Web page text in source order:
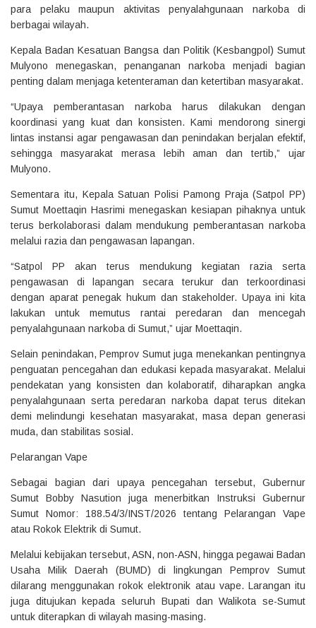
para pelaku maupun aktivitas penyalahgunaan narkoba di
berbagai wilayah.
Kepala Badan Kesatuan Bangsa dan Politik (Kesbangpol) Sumut
Mulyono menegaskan, penanganan narkoba menjadi bagian
penting dalam menjaga ketenteraman dan ketertiban masyarakat.
“Upaya pemberantasan narkoba harus dilakukan dengan
koordinasi yang kuat dan konsisten. Kami mendorong sinergi
lintas instansi agar pengawasan dan penindakan berjalan efektif,
sehingga masyarakat merasa lebih aman dan tertib,” ujar
Mulyono.
Sementara itu, Kepala Satuan Polisi Pamong Praja (Satpol PP)
Sumut Moettaqin Hasrimi menegaskan kesiapan pihaknya untuk
terus berkolaborasi dalam mendukung pemberantasan narkoba
melalui razia dan pengawasan lapangan.
“Satpol PP akan terus mendukung kegiatan razia serta
pengawasan di lapangan secara terukur dan terkoordinasi
dengan aparat penegak hukum dan stakeholder. Upaya ini kita
lakukan untuk memutus rantai peredaran dan mencegah
penyalahgunaan narkoba di Sumut,” ujar Moettaqin.
Selain penindakan, Pemprov Sumut juga menekankan pentingnya
penguatan pencegahan dan edukasi kepada masyarakat. Melalui
pendekatan yang konsisten dan kolaboratif, diharapkan angka
penyalahgunaan serta peredaran narkoba dapat terus ditekan
demi melindungi kesehatan masyarakat, masa depan generasi
muda, dan stabilitas sosial.
Pelarangan Vape
Sebagai bagian dari upaya pencegahan tersebut, Gubernur
Sumut Bobby Nasution juga menerbitkan Instruksi Gubernur
Sumut Nomor: 188.54/3/INST/2026 tentang Pelarangan Vape
atau Rokok Elektrik di Sumut.
Melalui kebijakan tersebut, ASN, non-ASN, hingga pegawai Badan
Usaha Milik Daerah (BUMD) di lingkungan Pemprov Sumut
dilarang menggunakan rokok elektronik atau vape. Larangan itu
juga ditujukan kepada seluruh Bupati dan Walikota se-Sumut
untuk diterapkan di wilayah masing-masing.